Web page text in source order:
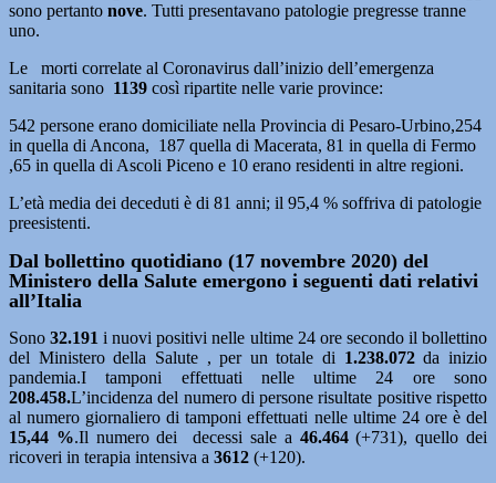
sono pertanto nove. Tutti presentavano patologie pregresse tranne
uno.
Le morti correlate al Coronavirus dall’inizio dell’emergenza
sanitaria sono 1139 così ripartite nelle varie province:
542 persone erano domiciliate nella Provincia di Pesaro-Urbino,254
in quella di Ancona, 187 quella di Macerata, 81 in quella di Fermo
,65 in quella di Ascoli Piceno e 10 erano residenti in altre regioni.
L’età media dei deceduti è di 81 anni; il 95,4 % soffriva di patologie
preesistenti.
Dal bollettino quotidiano (17 novembre 2020) del
Ministero della Salute emergono i seguenti dati relativi
all’Italia
Sono32.191i nuovi positivi nelle ultime 24 ore secondo il bollettino
del Ministero della Salute , per un totale di 1.238.072da inizio
pandemia.I tamponi effettuati nelle ultime 24 ore sono
208.458.L’incidenza del numero di persone risultate positive rispetto
al numero giornaliero di tamponi effettuati nelle ultime 24 ore è del
15,44 %.Il numero dei decessi sale a 46.464(+731), quello dei
ricoveri in terapia intensiva a 3612 (+120).